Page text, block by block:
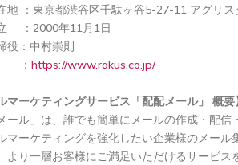
地 ：東京都渋谷区千駄ヶ谷5-27-11 アグリ
：2000年11月1日
役：中村崇則
： https://www.rakus.co.jp/
マーケティングサービス「配配メール」 概要】
ール」は、誰でも簡単にメールの作成・配
マーケティングを強化したい企業様のメー
より一層お客様にご満足いただけるサービス